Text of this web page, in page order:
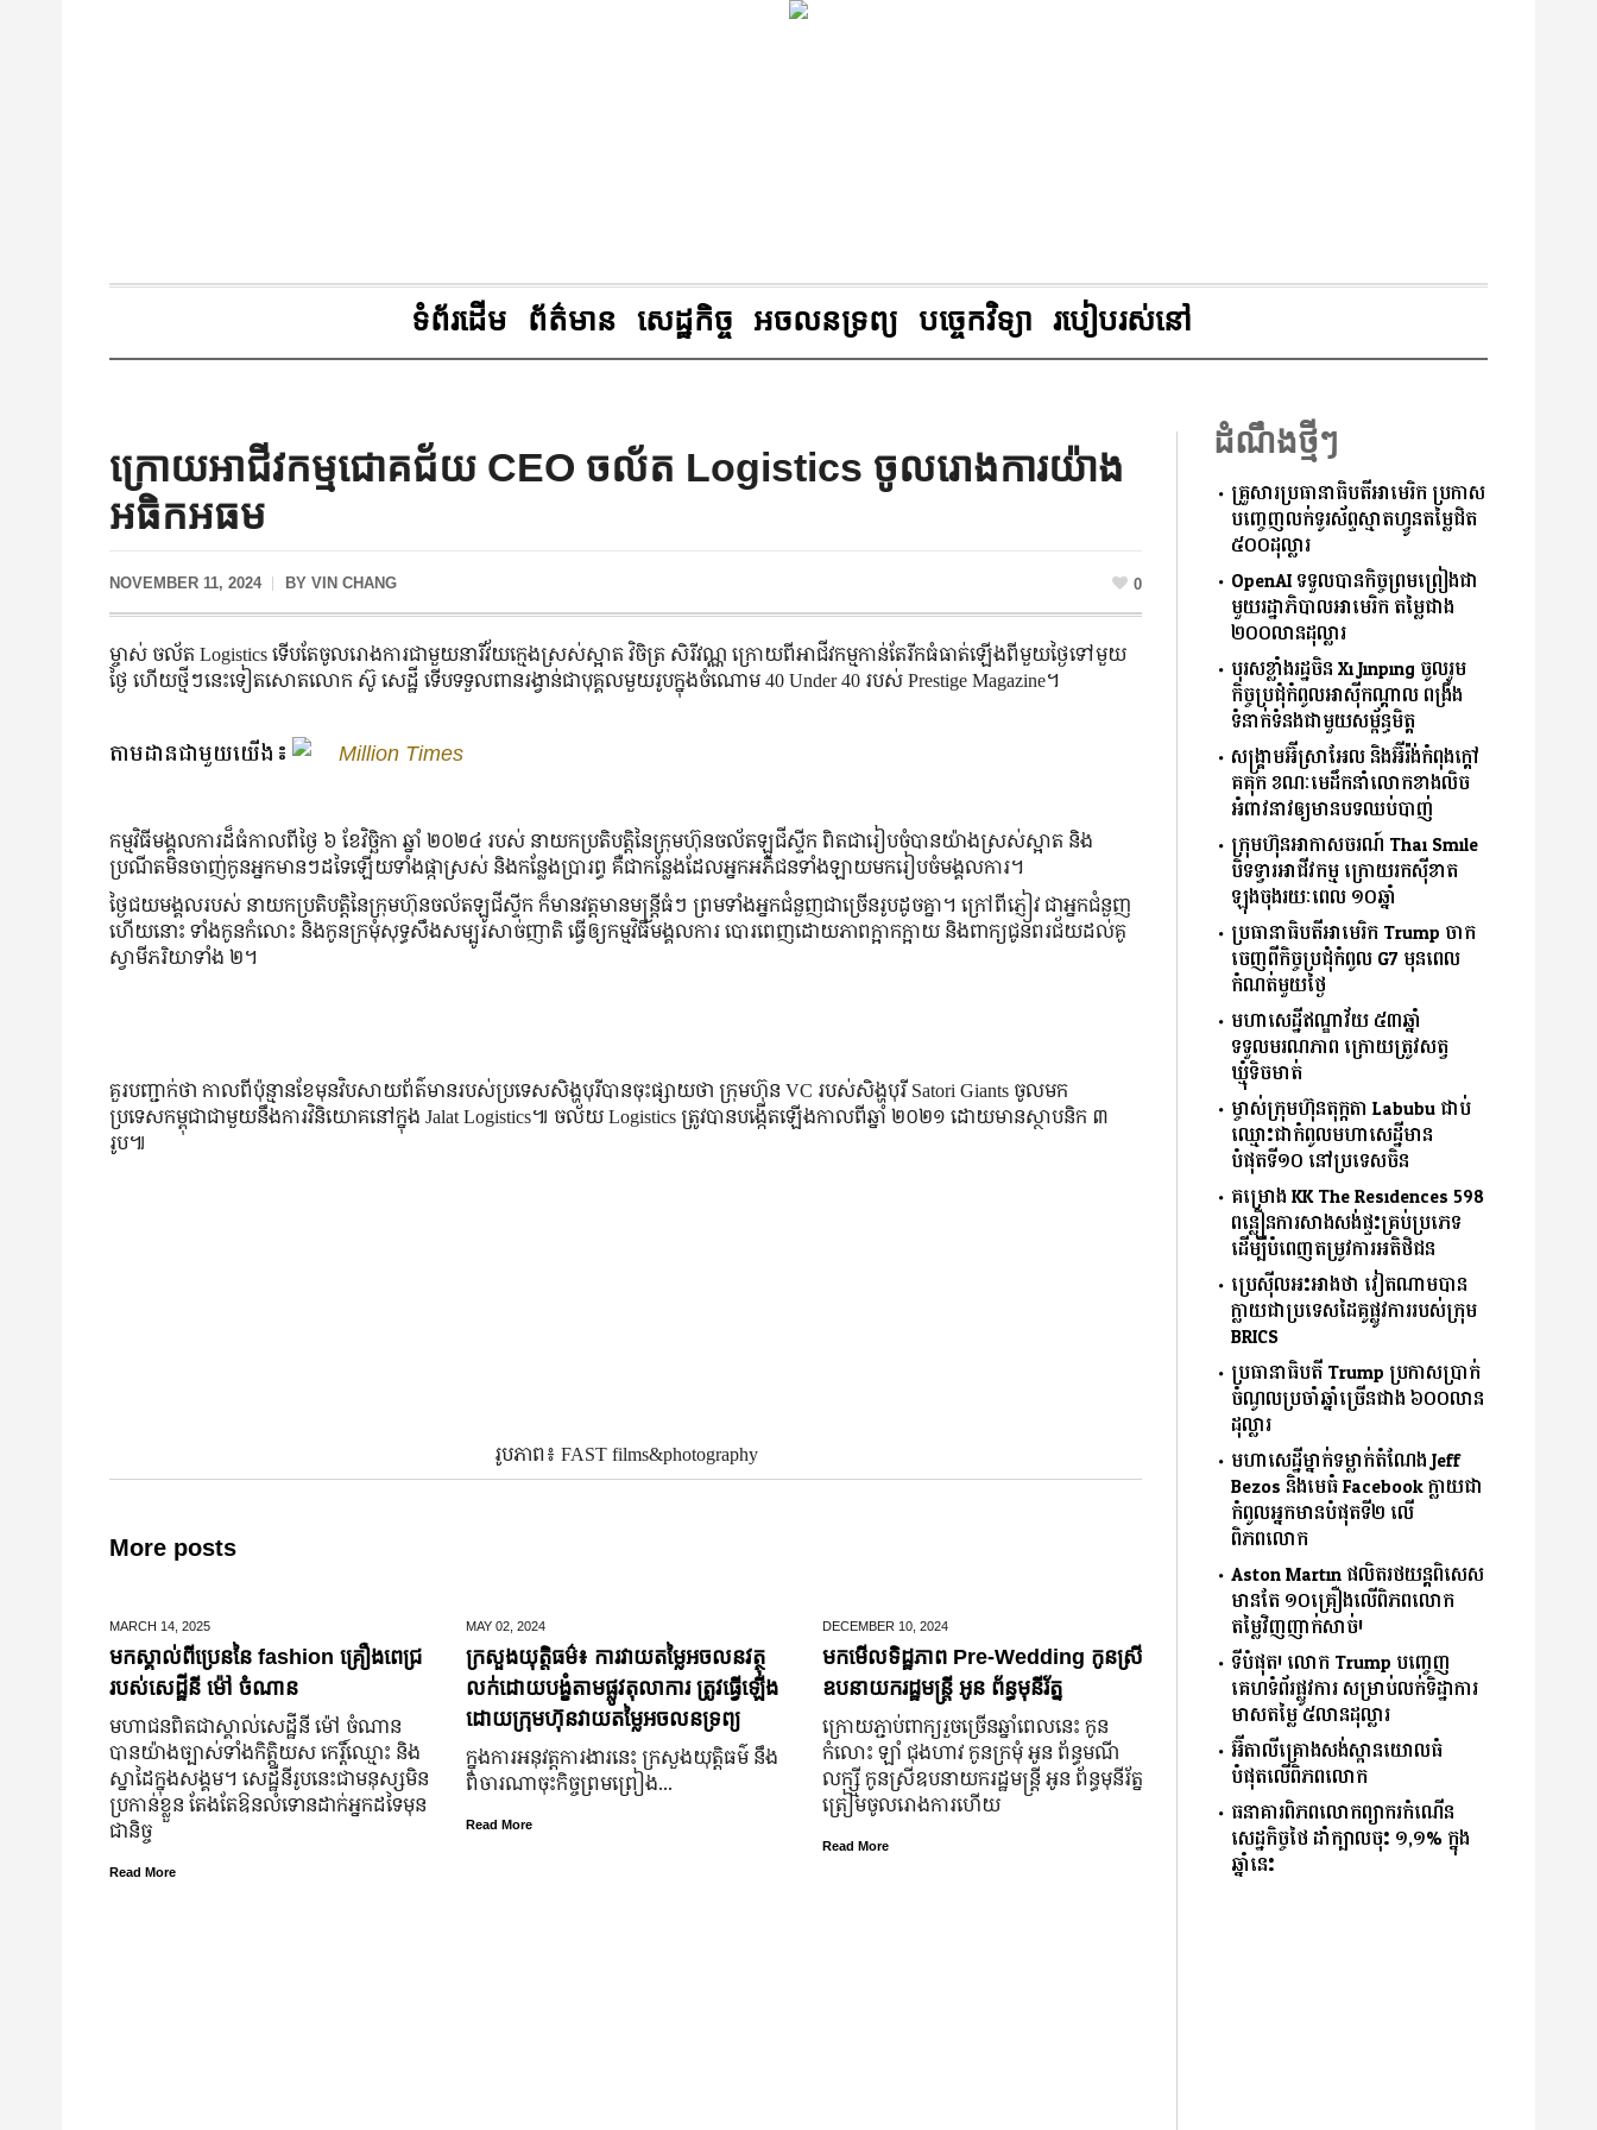
ទំព័រដើម ព័ត៌មាន សេដ្ឋកិច្ច អចលនទ្រព្យ បច្ចេកវិទ្យា របៀបរស់នៅ
ក្រោយអាជីវកម្មជោគជ័យ CEO ចល័ត Logistics ចូលរោងការយ៉ាង
អធិកអធម
NOVEMBER 11, 2024 BY VIN CHANG 0
ម្ចាស់ ចល័ត Logistics ទើបតែ​ចូល​រោងការ​ជាមួយ​នារី​វ័យ​ក្មេង​ស្រស់​ស្អាត វិចិត្រ សិរីវណ្ណ ក្រោយ​ពី​អាជីវកម្ម​កាន់តែ​រីក​ធំធាត់​ឡើង​ពី​មួយ​ថ្ងៃ​ទៅ​មួយ​
ថ្ងៃ ហើយ​ថ្មី​ៗ​នេះ​ទៀតសោត​លោក ស៊ូ សេដ្ឋី ទើប​ទទួល​ពាន​រង្វាន់ជាបុគ្គលមួយរូបក្នុងចំណោម 40 Under 40 របស់ Prestige Magazine។
តាមដានជាមួយយើង៖ Million Times
កម្មវិធី​មង្គលការ​ដ៏​ធំ​កាលពី​ថ្ងៃ ៦ ខែ​វិច្ឆិកា ឆ្នាំ ២០២៤ របស់​ នាយក​ប្រតិបត្តិ​នៃ​ក្រុមហ៊ុន​ចល័ត​ឡូជីស្ទីក ពិតជា​រៀបចំ​បាន​យ៉ាង​ស្រស់​ស្អាត និង​
ប្រណីត​មិន​ចាញ់​កូន​អ្នក​មាន​ៗ​ដទៃ​ឡើយ​ទាំង​ផ្កា​ស្រស់ និង​កន្លែង​ប្រារព្ធ គឺ​ជា​កន្លែង​ដែល​អ្នក​អភិជន​ទាំងឡាយ​មក​រៀបចំ​មង្គលការ។
ថ្ងៃ​ជយមង្គល​របស់​ នាយក​ប្រតិបត្តិ​នៃ​ក្រុមហ៊ុន​ចល័ត​ឡូជីស្ទីក ក៏​មាន​វត្តមាន​មន្ត្រី​ធំ​ៗ ព្រម​ទាំង​អ្នក​ជំនួញ​ជាច្រើន​រូប​ដូចគ្នា។ ក្រៅពី​ភ្ញៀវ ជា​អ្នក​ជំនួញ​
ហើយ​នោះ ទាំង​កូន​កំលោះ និង​កូន​ក្រមុំ​សុទ្ធសឹង​សម្បូរ​សាច់ញាតិ ធ្វើឲ្យ​កម្មវិធី​មង្គលការ​ បោរពេញ​ដោយ​ភាព​ក្អាកក្អាយ និង​ពាក្យ​ជូនពរជ័យ​ដល់​គូ​
ស្វាមី​ភរិយា​ទាំង ២។
គួរ​បញ្ជាក់​ថា កាលពី​ប៉ុន្មាន​ខែ​មុន​វិបសាយ​ព័ត៌មាន​របស់​ប្រទេស​សិង្ហបុរី​បាន​ចុះផ្សាយ​ថា ក្រុមហ៊ុន VC របស់សិង្ហបុរី Satori Giants ចូលមក
ប្រទេសកម្ពុជាជាមួយនឹងការវិនិយោគនៅក្នុង Jalat Logistics៕ ចល័យ Logistics ត្រូវបាន​បង្កើត​ឡើង​កាលពី​ឆ្នាំ ២០២១ ដោយ​មាន​ស្ថាបនិក ៣
រូប៕
រូបភាព៖ FAST films&photography
More posts
MARCH 14, 2025
មកស្គាល់ពីប្រេននៃ​ fashion គ្រឿងពេជ្រ
របស់សេដ្ឋីនី ម៉ៅ ចំណាន
មហាជន​ពិតជា​ស្គាល់​សេដ្ឋី​នី ម៉ៅ ចំណាន
បាន​យ៉ាង​ច្បាស់​ទាំង​កិត្តិយស កេរ្តិ៍ឈ្មោះ និង​
ស្នាដៃ​ក្នុង​សង្គម។ សេដ្ឋី​នី​រូប​នេះ​ជា​មនុស្ស​មិន​
ប្រកាន់​ខ្លួន តែងតែ​ឱនលំទោន​ដាក់​អ្នក​ដទៃ​មុន​
ជានិច្ច
Read More
MAY 02, 2024
ក្រសួងយុត្តិធម៌៖ ការវាយតម្លៃអចលនវត្ថុ
លក់ដោយបង្ខំតាមផ្លូវតុលាការ ត្រូវធ្វើឡើង
ដោយក្រុមហ៊ុនវាយតម្លៃអចលនទ្រព្យ
ក្នុងការអនុវត្តការងារនេះ ក្រសួងយុត្តិធម៌ នឹង
ពិចារណាចុះកិច្ចព្រមព្រៀង...
Read More
DECEMBER 10, 2024
មកមើលទិដ្ឋភាព Pre-Wedding កូនស្រី
ឧបនាយករដ្ឋមន្រ្តី អូន ព័ន្ធមុនីរ័ត្ន
ក្រោយ​ភ្ជាប់​ពាក្យ​រួច​ច្រើន​ឆ្នាំ​ពេលនេះ កូន
កំលោះ ឡាំ ជុងហាវ កូនក្រមុំ អូន ព័ន្ធមណី
លក្ស្មី កូនស្រី​ឧបនាយករដ្ឋមន្ត្រី អូន ព័ន្ធមុនីរ័ត្ន
ត្រៀម​ចូល​រោងការ​ហើយ
Read More
ដំណឹងថ្មីៗ
គ្រួសារប្រធានាធិបតីអាមេរិក ប្រកាស
បញ្ចេញលក់ទូរស័ព្ទស្មាតហ្វូនតម្លៃជិត
៥០០ដុល្លារ
OpenAI ទទួលបានកិច្ចព្រមព្រៀងជា
មួយរដ្ឋាភិបាលអាមេរិក តម្លៃជាង
២០០លានដុល្លារ
បុរសខ្លាំងរដ្ឋចិន Xi Jinping ចូលរួម
កិច្ចប្រជុំកំពូលអាស៊ីកណ្ដាល ពង្រឹង
ទំនាក់ទំនងជាមួយសម្ព័ន្ធមិត្ត
សង្គ្រាមអ៊ីស្រាអែល និងអ៊ីរ៉ង់កំពុងក្ដៅ
គគុក ខណៈមេដឹកនាំលោកខាងលិច
អំពាវនាវឲ្យមានបទឈប់បាញ់
ក្រុមហ៊ុនអាកាសចរណ៍ Thai Smile
បិទទ្វារអាជីវកម្ម ក្រោយរកស៊ីខាត
ឡុងចុងរយៈពេល ១០ឆ្នាំ
ប្រធានាធិបតីអាមេរិក Trump ចាក
ចេញពីកិច្ចប្រជុំកំពូល G7 មុនពេល
កំណត់មួយថ្ងៃ
មហាសេដ្ឋីឥណ្ឌាវ័យ ៥៣ឆ្នាំ
ទទួលមរណភាព ក្រោយត្រូវសត្វ
ឃ្មុំទិចមាត់
ម្ចាស់ក្រុមហ៊ុនតុក្កតា Labubu ជាប់
ឈ្មោះជាកំពូលមហាសេដ្ឋីមាន
បំផុតទី១០ នៅប្រទេសចិន
គម្រោង KK The Residences 598
ពន្លឿនការសាងសង់ផ្ទះគ្រប់ប្រភេទ
ដើម្បីបំពេញតម្រូវការអតិថិជន
ប្រេស៊ីលអះអាងថា វៀតណាមបាន
ក្លាយជាប្រទេសដៃគូផ្លូវការរបស់ក្រុម
BRICS
ប្រធានាធិបតី Trump ប្រកាសប្រាក់
ចំណូលប្រចាំឆ្នាំច្រើនជាង ៦០០លាន
ដុល្លារ
មហាសេដ្ឋីម្នាក់ទម្លាក់តំណែង Jeff
Bezos និងមេធំ Facebook ក្លាយជា
កំពូលអ្នកមានបំផុតទី២ លើ
ពិភពលោក
Aston Martin ផលិតរថយន្តពិសេស
មានតែ ១០គ្រឿងលើពិភពលោក
តម្លៃវិញញាក់សាច់!
ទីបំផុត! លោក Trump បញ្ចេញ
គេហទំព័រផ្លូវការ សម្រាប់លក់ទិដ្ឋាការ
មាសតម្លៃ ៥លានដុល្លារ
អ៊ីតាលីគ្រោងសង់ស្ពានយោលធំ
បំផុតលើពិភពលោក
ធនាគារពិភពលោកព្យាករកំណើន
សេដ្ឋកិច្ចថៃ ដាំក្បាលចុះ ១,១% ក្នុង
ឆ្នាំនេះ